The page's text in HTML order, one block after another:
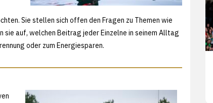
Sie stellen sich offen den Fragen zu Themen wie
auf, welchen Beitrag jeder Einzelne in seinem Alltag
oder zum Energiesparen.